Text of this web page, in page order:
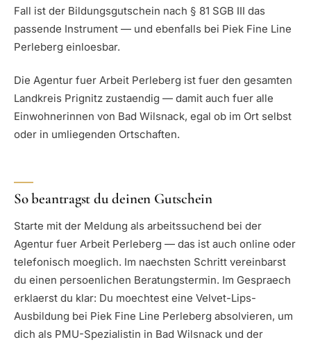
Fall ist der Bildungsgutschein nach § 81 SGB III das
passende Instrument — und ebenfalls bei Piek Fine Line
Perleberg einloesbar.
Die Agentur fuer Arbeit Perleberg ist fuer den gesamten
Landkreis Prignitz zustaendig — damit auch fuer alle
Einwohnerinnen von Bad Wilsnack, egal ob im Ort selbst
oder in umliegenden Ortschaften.
So beantragst du deinen Gutschein
Starte mit der Meldung als arbeitssuchend bei der
Agentur fuer Arbeit Perleberg — das ist auch online oder
telefonisch moeglich. Im naechsten Schritt vereinbarst
du einen persoenlichen Beratungstermin. Im Gespraech
erklaerst du klar: Du moechtest eine Velvet-Lips-
Ausbildung bei Piek Fine Line Perleberg absolvieren, um
dich als PMU-Spezialistin in Bad Wilsnack und der